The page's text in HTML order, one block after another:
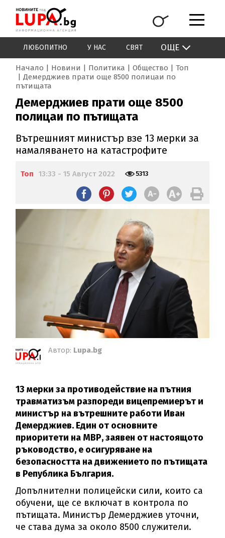
ЛЮБОПИТНО У НАС СВЯТ ОЩЕ
Начало Новини Политика Общество
Топ
Демерджиев прати още 8500 полицаи по
пътищата
Демерджиев прати още 8500
полицаи по пътищата
Вътрешният министър взе 13 мерки за
намаляването на катастрофите
Топ 13:33 - 15 Август 2022 5313
Автор: Lupa.bg
13 мерки за противодействие на пътния
травматизъм разпореди вицепремиерът и
министър на вътрешните работи Иван
Демерджиев. Един от основните
приоритети на МВР, заявен от настоящото
ръководство, е осигуряване на
безопасността на движението по пътищата
в Република България.
Допълнителни полицейски сили, които са
обучени, ще се включат в контрола по
пътищата. Министър Демерджиев уточни,
че става дума за около 8500 служители.